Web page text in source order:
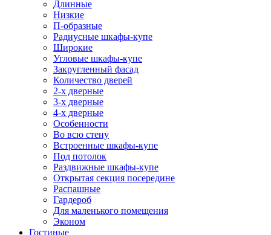
Длинные
Низкие
П-образные
Радиусные шкафы-купе
Широкие
Угловые шкафы-купе
Закругленный фасад
Количество дверей
2-х дверные
3-х дверные
4-х дверные
Особенности
Во всю стену
Встроенные шкафы-купе
Под потолок
Раздвижные шкафы-купе
Открытая секция посередине
Распашные
Гардероб
Для маленького помещения
Эконом
Гостиные